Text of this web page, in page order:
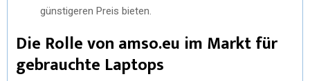
günstigeren Preis bieten.
Die Rolle von amso.eu im Markt für
gebrauchte Laptops